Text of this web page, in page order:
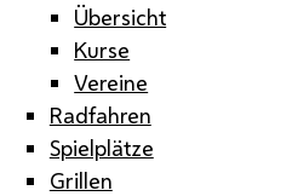
Übersicht
Kurse
Vereine
Radfahren
Spielplätze
Grillen